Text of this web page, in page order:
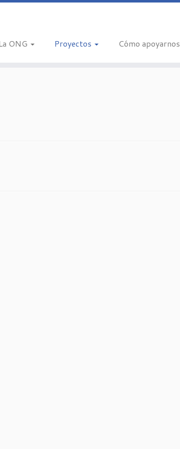
ONG Proyectos Cómo apoyarnos